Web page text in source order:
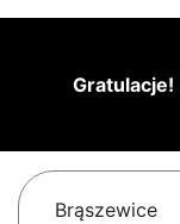
Gratulacje!
Brąszewice